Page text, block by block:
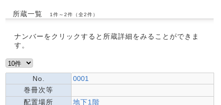
所蔵一覧 1件～2件（全2件）
ナンバーをクリックすると所蔵詳細をみることができま
す。
No.
0001
巻冊次等
配置場所
地下1階